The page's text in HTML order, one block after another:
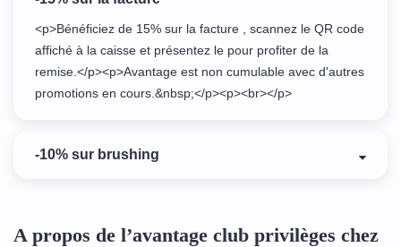
<p>Bénéficiez de 15% sur la facture , scannez le QR code
affiché à la caisse et présentez le pour profiter de la
remise.</p><p>Avantage est non cumulable avec d'autres
promotions en cours.&nbsp;</p><p><br></p>
-10% sur brushing
A propos de l’avantage club privilèges chez